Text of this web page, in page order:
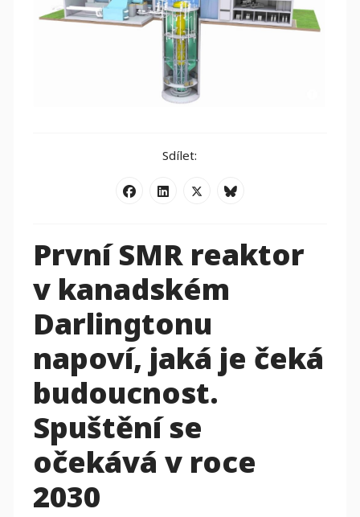
Sdílet:
První SMR reaktor
v kanadském
Darlingtonu
napoví, jaká je čeká
budoucnost.
Spuštění se
očekává v roce
2030